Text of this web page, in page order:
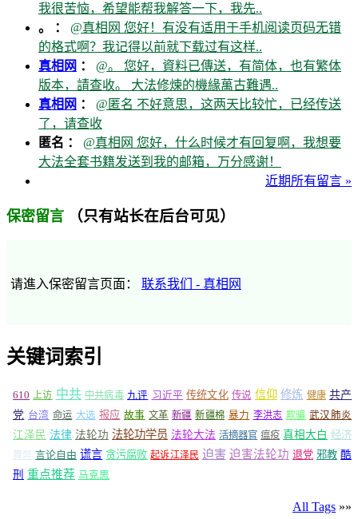
我很苦恼，希望能帮我解答一下，我先..
。 ： @真相网 您好！有没有适用于手机阅读页码无错
的格式啊？我记得以前就下载过有这样..
真相网 ： @。 您好，資料已傳送，有简体，也有繁体
版本，請查收。 大法修煉的機緣萬古難遇..
真相网 ： @匿名 不好意思，这两天比较忙，已经传送
了，请查收
匿名 ： @真相网 您好，什么时候才有回复啊，我想要
大法全套书籍发送到我的邮箱，万分感谢！
近期所有留言 »
保密留言 （只有站长在后台可见）
请進入保密留言页面： 联系我们 - 真相网
关键词索引
610 上访 中共 中共病毒 九评 习近平 传统文化 传说 信仰 修炼 健康 共产
党 台湾 命运 大选 报应 故事 文革 新疆 新疆棉 暴力 李洪志 欺骗 武汉肺炎
江泽民 法律 法轮功 法轮功学员 法轮大法 活摘器官 瘟疫 真相大白 经济
舞弊 言论自由 谎言 贪污腐败 起诉江泽民 迫害 迫害法轮功 退党 邪教 酷
刑 重点推荐 马克思
All Tags »»